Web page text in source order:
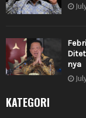
nya
KATEGORI